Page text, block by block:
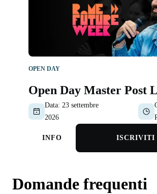
OPEN DAY
Open Day Master Post
Data: 23 settembre
2026
INFO ISCRIVITI
Domande frequenti